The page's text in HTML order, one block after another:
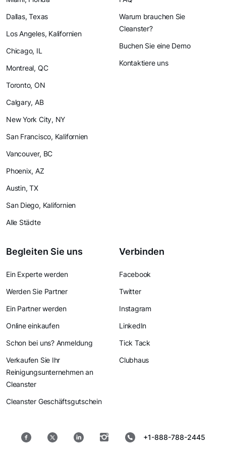
Dallas, Texas
Los Angeles, Kalifornien
Chicago, IL
Montreal, QC
Toronto, ON
Calgary, AB
New York City, NY
San Francisco, Kalifornien
Vancouver, BC
Phoenix, AZ
Austin, TX
San Diego, Kalifornien
Alle Städte
Warum brauchen Sie
Cleanster?
Buchen Sie eine Demo
Kontaktiere uns
Begleiten Sie uns
Ein Experte werden
Werden Sie Partner
Ein Partner werden
Online einkaufen
Schon bei uns? Anmeldung
Verkaufen Sie Ihr
Reinigungsunternehmen an
Cleanster
Cleanster Geschäftsgutschein
Verbinden
Facebook
Twitter
Instagram
LinkedIn
Tick Tack
Clubhaus
+1-888-788-2445